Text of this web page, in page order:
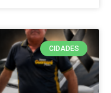
CIDADES